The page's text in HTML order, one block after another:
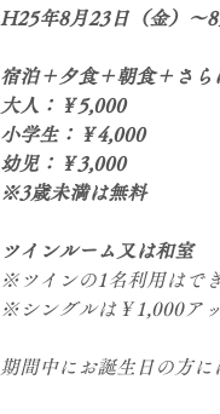
H25年8月23日（金）～8
宿泊＋夕食＋朝食＋さら
大人：￥5,000
小学生：￥4,000
幼児：￥3,000
※3歳未満は無料
ツインルーム又は和室
※ツインの1名利用はでき
※シングルは￥1,000アッ
期間中にお誕生日の方に